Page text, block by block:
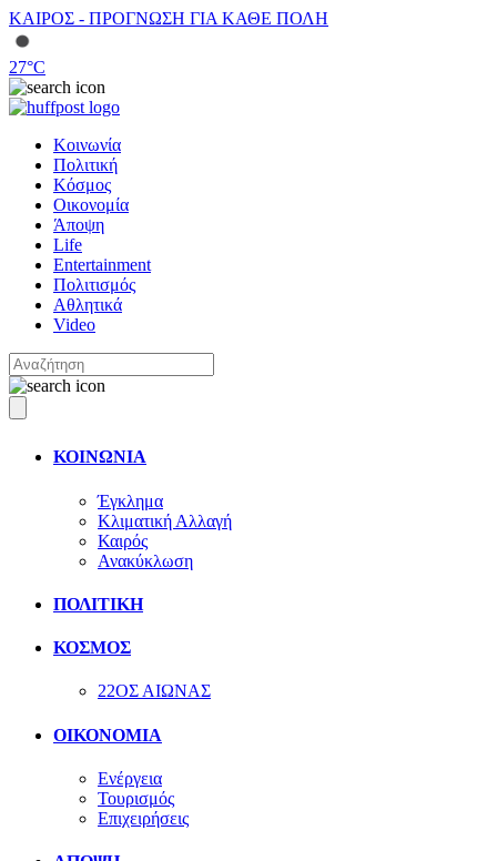
ΚΑΙΡΟΣ - ΠΡΟΓΝΩΣΗ ΓΙΑ ΚΑΘΕ ΠΟΛΗ
27°C
Κοινωνία
Πολιτική
Κόσμος
Οικονομία
Άποψη
Life
Entertainment
Πολιτισμός
Αθλητικά
Video
ΚΟΙΝΩΝΙΑ
Έγκλημα
Κλιματική Αλλαγή
Καιρός
Ανακύκλωση
ΠΟΛΙΤΙΚΗ
ΚΟΣΜΟΣ
22ΟΣ ΑΙΩΝΑΣ
ΟΙΚΟΝΟΜΙΑ
Ενέργεια
Τουρισμός
Επιχειρήσεις